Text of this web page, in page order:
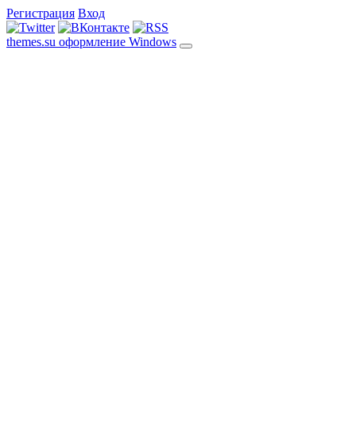
Регистрация Вход
themes.su оформление Windows